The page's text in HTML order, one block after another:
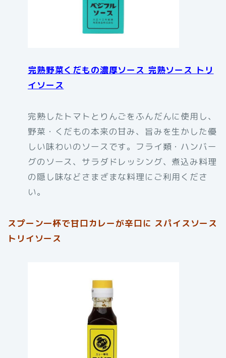
完熟野菜くだもの濃厚ソース 完熟ソース トリ
イソース
完熟したトマトとりんごをふんだんに使用し、
野菜・くだもの本来の甘み、旨みを生かした優
しい味わいのソースです。フライ類・ハンバー
グのソース、サラダドレッシング、煮込み料理
の隠し味などさまざまな料理にご利用くださ
い。
スプーン一杯で甘口カレーが辛口に スパイスソース
トリイソース